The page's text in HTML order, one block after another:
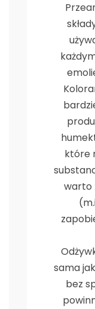
które
warto
sama
bez